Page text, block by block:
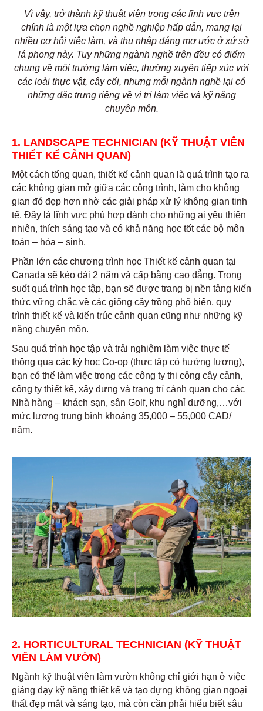
Vì vậy, trở thành kỹ thuật viên trong các lĩnh vực trên
chính là một lựa chọn nghề nghiệp hấp dẫn, mang lại
nhiều cơ hội việc làm, và thu nhập đáng mơ ước ở xứ sở
lá phong này. Tuy những ngành nghề trên đều có điểm
chung về môi trường làm việc, thường xuyên tiếp xúc với
các loài thực vật, cây cối, nhưng mỗi ngành nghề lại có
những đặc trưng riêng về vị trí làm việc và kỹ năng
chuyên môn.
1. LANDSCAPE TECHNICIAN (KỸ THUẬT VIÊN
THIẾT KẾ CẢNH QUAN)
Một cách tổng quan, thiết kế cảnh quan là quá trình tạo ra
các không gian mở giữa các công trình, làm cho không
gian đó đẹp hơn nhờ các giải pháp xử lý không gian tinh
tế. Đây là lĩnh vực phù hợp dành cho những ai yêu thiên
nhiên, thích sáng tạo và có khả năng học tốt các bộ môn
toán – hóa – sinh.
Phần lớn các chương trình học Thiết kế cảnh quan tại
Canada sẽ kéo dài 2 năm và cấp bằng cao đẳng. Trong
suốt quá trình học tập, bạn sẽ được trang bị nền tảng kiến
thức vững chắc về các giống cây trồng phổ biến, quy
trình thiết kế và kiến trúc cảnh quan cũng như những kỹ
năng chuyên môn.
Sau quá trình học tập và trải nghiệm làm việc thực tế
thông qua các kỳ học Co-op (thực tập có hưởng lương),
bạn có thể làm việc trong các công ty thi công cây cảnh,
công ty thiết kế, xây dựng và trang trí cảnh quan cho các
Nhà hàng – khách sạn, sân Golf, khu nghỉ dưỡng,…với
mức lương trung bình khoảng 35,000 – 55,000 CAD/
năm.
2. HORTICULTURAL TECHNICIAN (KỸ THUẬT
VIÊN LÀM VƯỜN)
Ngành kỹ thuật viên làm vườn không chỉ giới hạn ở việc
giảng dạy kỹ năng thiết kế và tạo dựng không gian ngoại
thất đẹp mắt và sáng tạo, mà còn cần phải hiểu biết sâu